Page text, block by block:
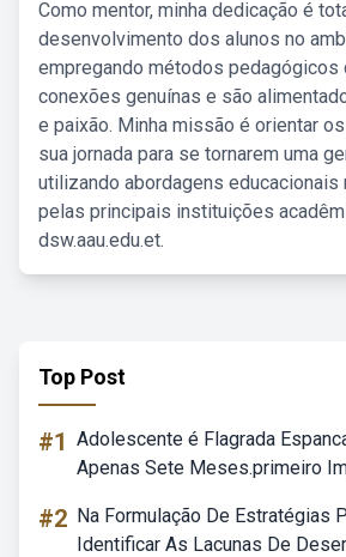
Como mentor, minha dedicação é
desenvolvimento dos alunos no
empregando métodos pedagógicos
conexões genuínas e são
e paixão. Minha missão é orientar
sua jornada para se tornarem uma
utilizando abordagens educacionais
pelas principais instituições
dsw.aau.edu.et.
Top Post
#1 Adolescente é Flagrada
Apenas Sete Meses.primeiro
#2 Na Formulação De Estratégias
Identificar As Lacunas De